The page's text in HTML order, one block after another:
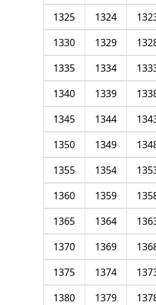
1324
1325
1329
1330
1334
1335
1339
1340
1344
1345
1349
1350
1354
1355
1359
1360
1364
1365
1369
1370
1374
1375
1379
1380